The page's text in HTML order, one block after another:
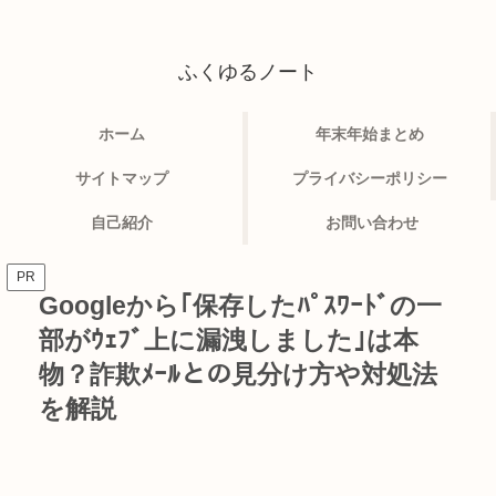
ふくゆるノート
ホーム 年末年始まとめ
サイトマップ プライバシーポリシー
自己紹介 お問い合わせ
PR
Googleから｢保存したﾊﾟｽﾜｰﾄﾞの一
部がｳｪﾌﾞ上に漏洩しました｣は本
物？詐欺ﾒｰﾙとの見分け方や対処法
を解説